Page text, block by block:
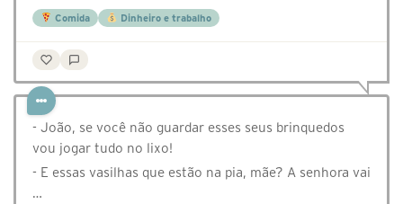
Comida Dinheiro e trabalho
- João, se você não guardar esses seus brinquedos
vou jogar tudo no lixo!
- E essas vasilhas que estão na pia, mãe? A senhora vai
…